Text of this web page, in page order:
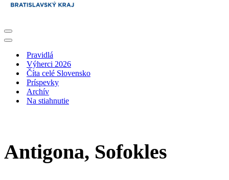
Menu
navigácie
Menu
navigáciePravidlá
Výherci 2026
Číta celé Slovensko
Príspevky
Archív
Na stiahnutie
Antigona, Sofokles